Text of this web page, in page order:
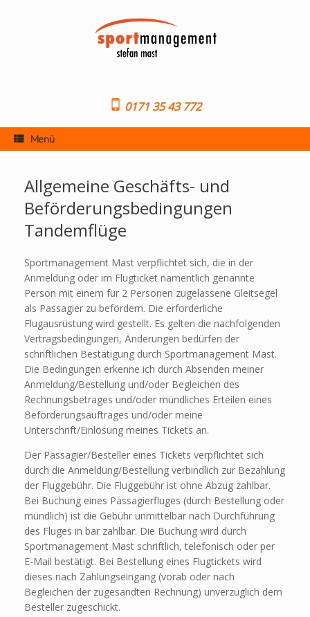
0171 35 43 772
Menü
Allgemeine Geschäfts- und
Beförderungsbedingungen
Tandemflüge
Sportmanagement Mast verpflichtet sich, die in der
Anmeldung oder im Flugticket namentlich genannte
Person mit einem für 2 Personen zugelassene Gleitsegel
als Passagier zu befördern. Die erforderliche
Flugausrüstung wird gestellt. Es gelten die nachfolgenden
Vertragsbedingungen, Änderungen bedürfen der
schriftlichen Bestätigung durch Sportmanagement Mast.
Die Bedingungen erkenne ich durch Absenden meiner
Anmeldung/Bestellung und/oder Begleichen des
Rechnungsbetrages und/oder mündliches Erteilen eines
Beförderungsauftrages und/oder meine
Unterschrift/Einlösung meines Tickets an.
Der Passagier/Besteller eines Tickets verpflichtet sich
durch die Anmeldung/Bestellung verbindlich zur Bezahlung
der Fluggebühr. Die Fluggebühr ist ohne Abzug zahlbar.
Bei Buchung eines Passagierfluges (durch Bestellung oder
mündlich) ist die Gebühr unmittelbar nach Durchführung
des Fluges in bar zahlbar. Die Buchung wird durch
Sportmanagement Mast schriftlich, telefonisch oder per
E-Mail bestätigt. Bei Bestellung eines Flugtickets wird
dieses nach Zahlungseingang (vorab oder nach
Begleichen der zugesandten Rechnung) unverzüglich dem
Besteller zugeschickt.